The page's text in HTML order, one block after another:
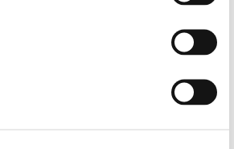
ord og tekstar. I kvar modul er
bevisstheit om setningar, ord
ein engelsk variant der elevar kan
i norsk skule. I tillegg til